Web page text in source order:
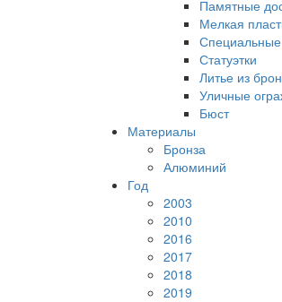
Памятные
Мелкая
Статуэтки
Литье из
Уличные
Бюст
Материалы
Бронза
Алюминий
Год
2003
2010
2016
2017
2018
2019